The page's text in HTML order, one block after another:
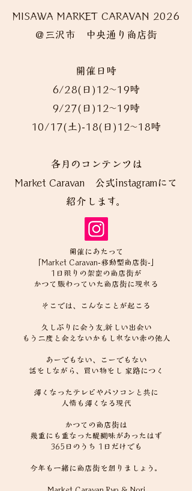
MISAWA MARKET CARAVAN 2026
＠三沢市 中央通り商店街
開催日時
6/28(日)12~19時
9/27(日)12~19時
10/17(土)-18(日)12~18時
各月のコンテンツは
Market Caravan 公式instagramにて
紹介します。
開催にあたって
「Market Caravan-移動型商店街-」
1日限りの架空の商店街が
かつて賑わっていた商店街に現れる
そこでは、こんなことが起こる
久しぶりに会う友,新しい出会い
もう二度と会えないかもしれない赤の他人
あーでもない、こーでもない
話をしながら、買い物をし 家路につく
薄くなったテレビやパソコンと共に
人情も薄くなる現代
かつての商店街は
幾重にも重なった醍醐味があったはず
365日のうち 1日だけでも
今年も一緒に商店街を創りましょう。